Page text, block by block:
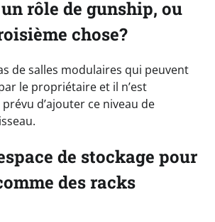
un rôle de gunship, ou
chose?
de salles modulaires qui peuvent
le propriétaire et il n’est
d’ajouter ce niveau de
de stockage pour
des racks